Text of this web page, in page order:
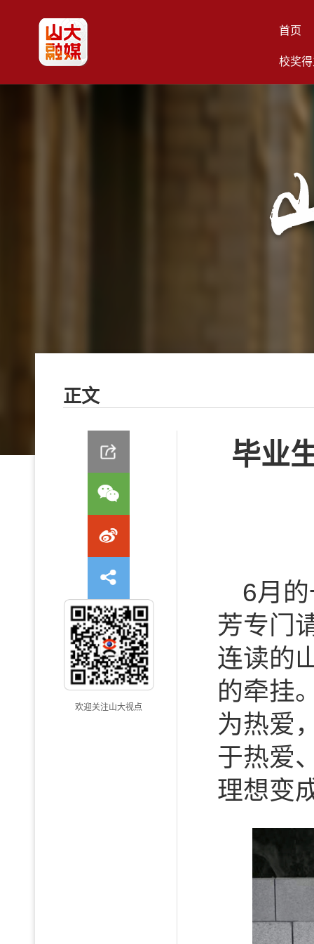
首页
校奖
正文
欢迎关注山大视点
毕业
6月
芳专门
连读的
的牵挂
为热爱
于热爱
理想变